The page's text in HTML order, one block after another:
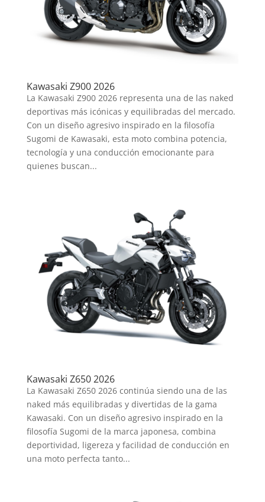
Kawasaki Z900 2026
La Kawasaki Z900 2026 representa una de las naked
deportivas más icónicas y equilibradas del mercado.
Con un diseño agresivo inspirado en la filosofía
Sugomi de Kawasaki, esta moto combina potencia,
tecnología y una conducción emocionante para
quienes buscan...
Kawasaki Z650 2026
La Kawasaki Z650 2026 continúa siendo una de las
naked más equilibradas y divertidas de la gama
Kawasaki. Con un diseño agresivo inspirado en la
filosofía Sugomi de la marca japonesa, combina
deportividad, ligereza y facilidad de conducción en
una moto perfecta tanto...